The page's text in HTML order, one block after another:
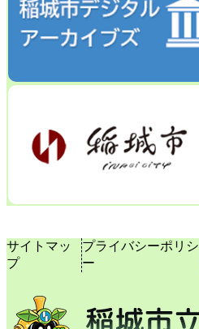
サイトマッ
プ
プライバシーポリシ
ー